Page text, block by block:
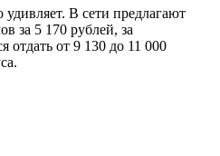
В сети предлагают
за 5 170 рублей, за
отдать от 9 130 до 11 000